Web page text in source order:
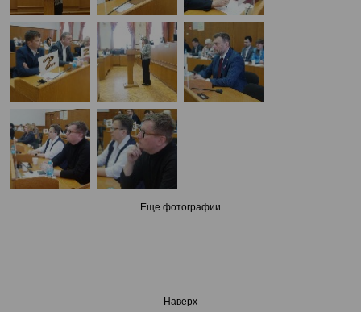
Еще фотографии
Наверх